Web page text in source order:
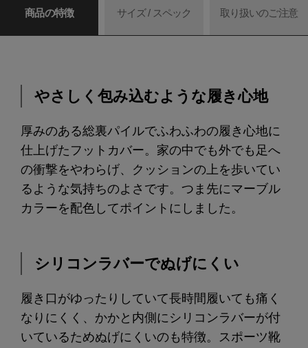
商品の特徴 サイズ / スペック 取り扱いのご注意
やさしく包み込むような履き心地
厚みのある総裏パイルでふわふわの履き心地に
仕上げたフットカバー。家の中でも外でも足へ
の衝撃をやわらげ、クッションの上を歩いてい
るような気持ちのよさです。つま先にマーブル
カラーを配色してポイントにしました。
シリコンラバーでぬげにくい
履き口がゆったりしていて長時間履いても痛く
なりにくく、かかと内側にシリコンラバーが付
いているためぬげにくいのも特徴。スポーツ靴